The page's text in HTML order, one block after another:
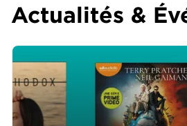
Actualités &